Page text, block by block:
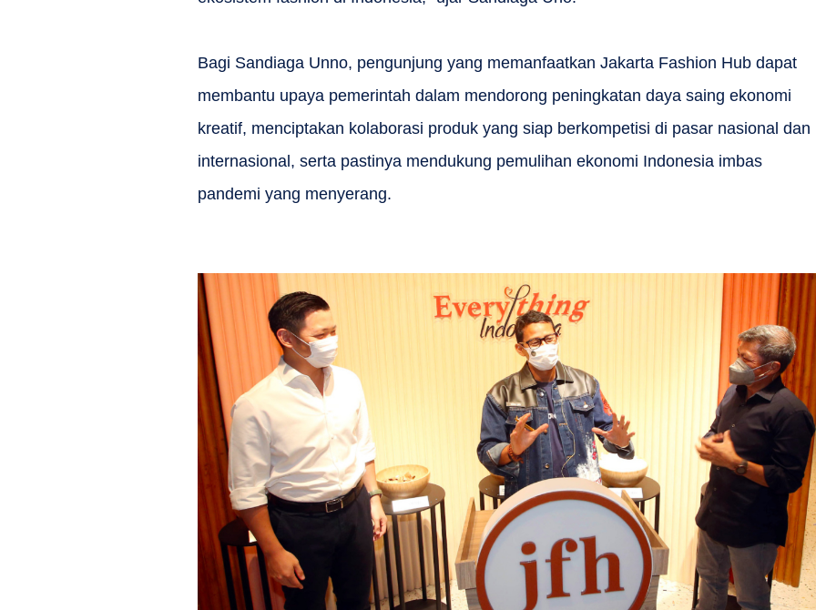
Bagi Sandiaga Unno, pengunjung yang memanfaatkan Jakarta Fashion Hub dapat
membantu upaya pemerintah dalam mendorong peningkatan daya saing ekonomi
kreatif, menciptakan kolaborasi produk yang siap berkompetisi di pasar nasional dan
internasional, serta pastinya mendukung pemulihan ekonomi Indonesia imbas
pandemi yang menyerang.